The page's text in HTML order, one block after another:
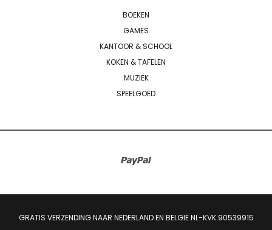
BOEKEN
GAMES
KANTOOR & SCHOOL
KOKEN & TAFELEN
MUZIEK
SPEELGOED
GRATIS VERZENDING NAAR NEDERLAND EN BELGIË NL-KVK 90539915